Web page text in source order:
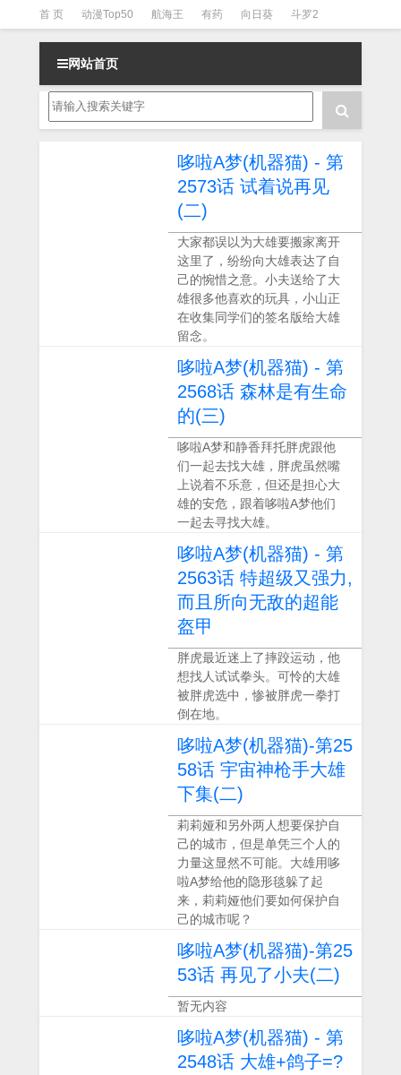
首 页 动漫Top50 航海王 有药 向日葵 斗罗2
斗罗3 火影 一拳超人 柯南 阴阳师 节目清单
网站首页
哆啦A梦(机器猫) - 第
2573话 试着说再见
(二)
大家都误以为大雄要搬家离开
这里了，纷纷向大雄表达了自
己的惋惜之意。小夫送给了大
雄很多他喜欢的玩具，小山正
在收集同学们的签名版给大雄
留念。
哆啦A梦(机器猫) - 第
2568话 森林是有生命
的(三)
哆啦A梦和静香拜托胖虎跟他
们一起去找大雄，胖虎虽然嘴
上说着不乐意，但还是担心大
雄的安危，跟着哆啦A梦他们
一起去寻找大雄。
哆啦A梦(机器猫) - 第
2563话 特超级又强力,
而且所向无敌的超能
盔甲
胖虎最近迷上了摔跤运动，他
想找人试试拳头。可怜的大雄
被胖虎选中，惨被胖虎一拳打
倒在地。
哆啦A梦(机器猫)-第25
58话 宇宙神枪手大雄
下集(二)
莉莉娅和另外两人想要保护自
己的城市，但是单凭三个人的
力量这显然不可能。大雄用哆
啦A梦给他的隐形毯躲了起
来，莉莉娅他们要如何保护自
己的城市呢？
哆啦A梦(机器猫)-第25
53话 再见了小夫(二)
暂无内容
哆啦A梦(机器猫) - 第
2548话 大雄+鸽子=?